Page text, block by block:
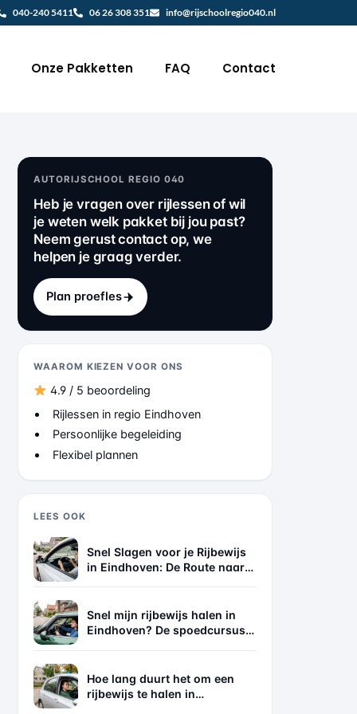
040-240 5411 06 26 308 351 info@rijschoolregio040.nl
Onze Pakketten FAQ Contact
AUTORIJSCHOOL REGIO 040
Heb je vragen over rijlessen of wil
je weten welk pakket bij jou past?
Neem gerust contact op, we
helpen je graag verder.
Plan proefles
WAAROM KIEZEN VOOR ONS
4.9 / 5 beoordeling
Rijlessen in regio Eindhoven
Persoonlijke begeleiding
Flexibel plannen
LEES OOK
Snel Slagen voor je Rijbewijs
in Eindhoven: De Route naar
Snel mijn rijbewijs halen in
Eindhoven? De spoedcursus
Hoe lang duurt het om een
rijbewijs te halen in